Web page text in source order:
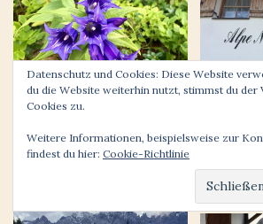
Datenschutz und Cookies: Diese Website
du die Website weiterhin nutzt, stimmst du der
Cookies zu.
Weitere Informationen, beispielsweise zur
findest du hier: Cookie-Richtlinie